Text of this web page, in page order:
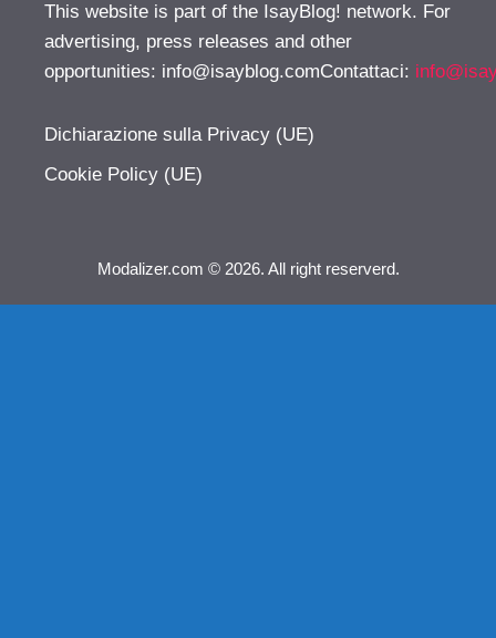
This website is part of the IsayBlog! network. For
advertising, press releases and other
opportunities: info@isayblog.comContattaci:
Dichiarazione sulla Privacy (UE)
Cookie Policy (UE)
Modalizer.com © 2026. All right reserverd.